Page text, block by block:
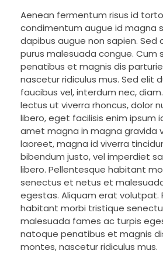
Aenean fermentum risus id
condimentum augue id magna
dapibus augue non sapien. Sed
purus malesuada congue. Cum
penatibus et magnis dis
nascetur ridiculus mus. Sed elit
faucibus vel, interdum nec,
lectus ut viverra rhoncus, dolor
libero, eget facilisis enim ipsum
amet magna in magna gravida
laoreet, magna id viverra
bibendum justo, vel imperdiet
libero. Pellentesque habitant
senectus et netus et
egestas. Aliquam erat volutpat.
habitant morbi tristique
malesuada fames ac turpis
natoque penatibus et magnis
montes, nascetur ridiculus mus.